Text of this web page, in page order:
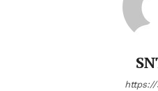
https://